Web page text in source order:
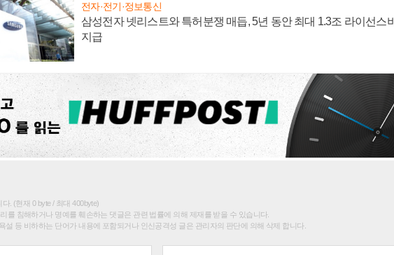
전자·전기·정보통신
삼성전자 넷리스트와 특허분쟁 매듭, 5년 동안 최대 1.3조 라이선스비
지급
. (현재 0 byte / 최대 400byte)
를 침해하거나 명예를 훼손하는 댓글은 관련 법률에 의해 제재를 받을 수 있습니다.
설 등 비하하는 단어가 내용에 포함되거나 인신공격성 글은 관리자의 판단에 의해 삭제 합니다.